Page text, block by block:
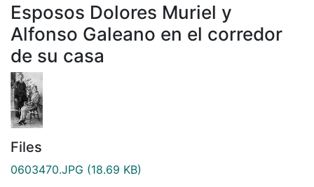
Esposos Dolores Muriel y
Alfonso Galeano en el corredor
de su casa
Files
0603470.JPG (18.69 KB)